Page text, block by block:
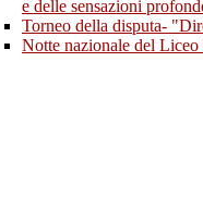
e delle sensazioni
Torneo della disputa-
Notte nazionale del